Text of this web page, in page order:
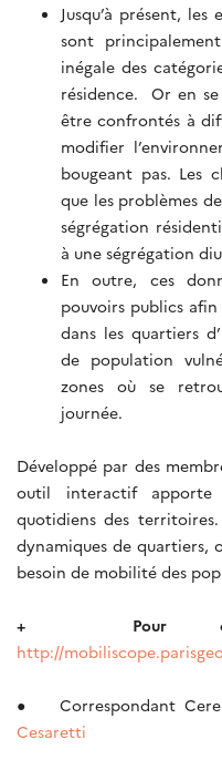
Jusqu’à présent,
sont
inégale des
résidence. Or en
être confrontés à
modifier
bougeant pas. Les
que les problèmes
ségrégation
à une ségrégation
En outre, ces
pouvoirs publics
dans les quartiers
de population
zones où se
journée.
Développé par des
outil interactif
quotidiens des
dynamiques de quartiers,
besoin de mobilité des
+ Pour
http://
● Correspondant
Cesaretti